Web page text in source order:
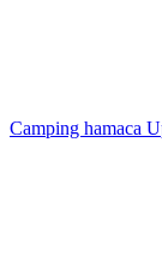
Camping hamaca